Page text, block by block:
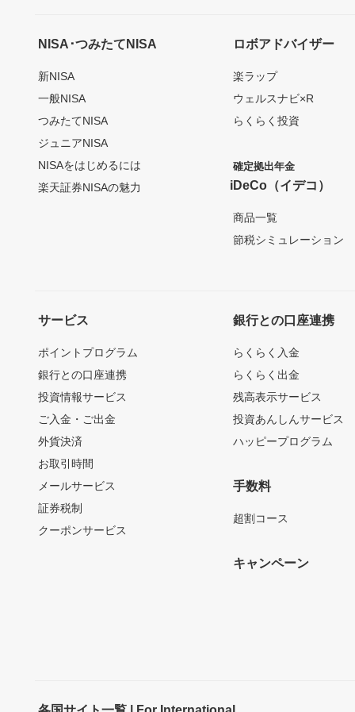
NISA･つみたてNISA
新NISA
一般NISA
つみたてNISA
ジュニアNISA
NISAをはじめるには
楽天証券NISAの魅力
ロボアドバイザー
楽ラップ
ウェルスナビ×R
らくらく投資
確定拠出年金
iDeCo（イデコ）
商品一覧
節税シミュレーション
サービス
ポイントプログラム
銀行との口座連携
投資情報サービス
ご入金・ご出金
外貨決済
お取引時間
メールサービス
証券税制
クーポンサービス
銀行との口座連携
らくらく入金
らくらく出金
残高表示サービス
投資あんしんサービス
ハッピープログラム
手数料
超割コース
キャンペーン